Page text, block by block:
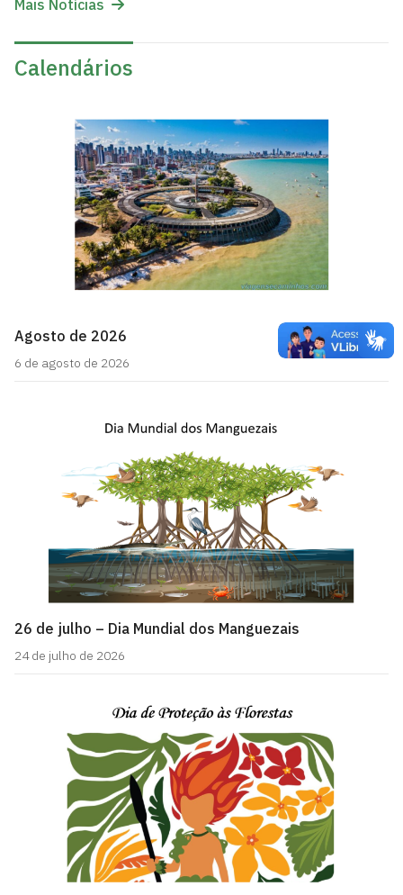
Mais Notícias
Calendários
Agosto de 2026
6 de agosto de 2026
26 de julho – Dia Mundial dos Manguezais
24 de julho de 2026